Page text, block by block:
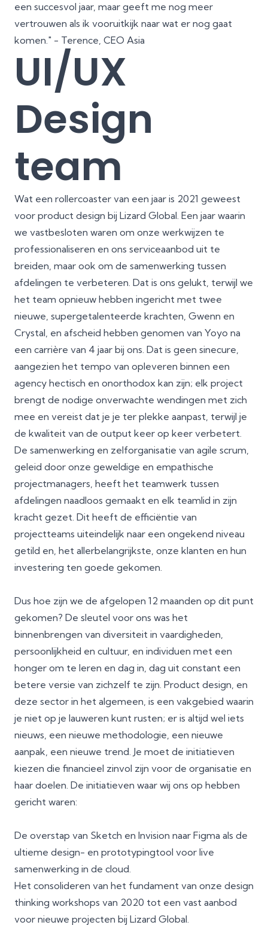
een succesvol jaar, maar geeft me nog meer
vertrouwen als ik vooruitkijk naar wat er nog gaat
komen." - Terence, CEO Asia
UI/UX
Design
team
Wat een rollercoaster van een jaar is 2021 geweest
voor product design bij Lizard Global. Een jaar waarin
we vastbesloten waren om onze werkwijzen te
professionaliseren en ons serviceaanbod uit te
breiden, maar ook om de samenwerking tussen
afdelingen te verbeteren. Dat is ons gelukt, terwijl we
het team opnieuw hebben ingericht met twee
nieuwe, supergetalenteerde krachten, Gwenn en
Crystal, en afscheid hebben genomen van Yoyo na
een carrière van 4 jaar bij ons. Dat is geen sinecure,
aangezien het tempo van opleveren binnen een
agency hectisch en onorthodox kan zijn; elk project
brengt de nodige onverwachte wendingen met zich
mee en vereist dat je je ter plekke aanpast, terwijl je
de kwaliteit van de output keer op keer verbetert.
De samenwerking en zelforganisatie van agile scrum,
geleid door onze geweldige en empathische
projectmanagers, heeft het teamwerk tussen
afdelingen naadloos gemaakt en elk teamlid in zijn
kracht gezet. Dit heeft de efficiëntie van
projectteams uiteindelijk naar een ongekend niveau
getild en, het allerbelangrijkste, onze klanten en hun
investering ten goede gekomen.
Dus hoe zijn we de afgelopen 12 maanden op dit punt
gekomen? De sleutel voor ons was het
binnenbrengen van diversiteit in vaardigheden,
persoonlijkheid en cultuur, en individuen met een
honger om te leren en dag in, dag uit constant een
betere versie van zichzelf te zijn. Product design, en
deze sector in het algemeen, is een vakgebied waarin
je niet op je lauweren kunt rusten; er is altijd wel iets
nieuws, een nieuwe methodologie, een nieuwe
aanpak, een nieuwe trend. Je moet de initiatieven
kiezen die financieel zinvol zijn voor de organisatie en
haar doelen. De initiatieven waar wij ons op hebben
gericht waren:
De overstap van Sketch en Invision naar Figma als de
ultieme design- en prototypingtool voor live
samenwerking in de cloud.
Het consolideren van het fundament van onze design
thinking workshops van 2020 tot een vast aanbod
voor nieuwe projecten bij Lizard Global.